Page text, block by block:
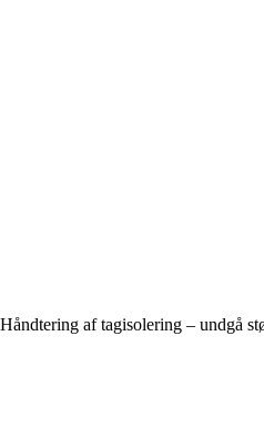
Håndtering af tagisolering – undgå